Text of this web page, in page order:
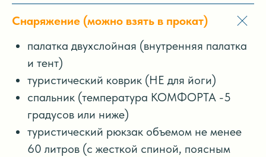
Снаряжение (можно взять в прокат)
палатка двухслойная (внутренняя палатка
и тент)
туристический коврик (НЕ для йоги)
спальник (температура КОМФОРТА -5
градусов или ниже)
туристический рюкзак объемом не менее
60 литров (с жесткой спиной, поясным